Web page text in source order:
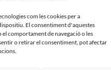
com les cookies per a
El consentiment d'aquestes
comportament de navegació o les
o retirar el consentiment, pot afectar
de tota l’afició ha
17h) i el CE
playoff, i el ‘goal